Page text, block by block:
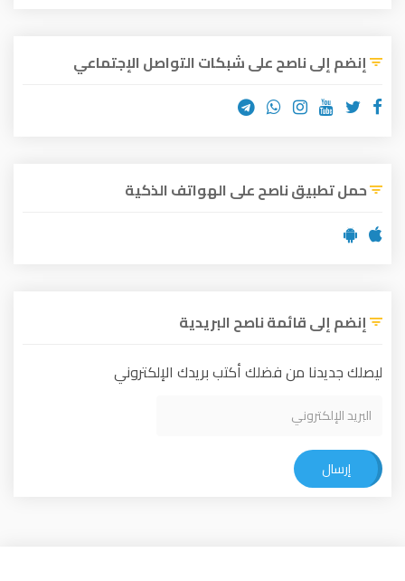
إنضم إلى ناصح على شبكات التواصل الإجتماعي
حمل تطبيق ناصح على الهواتف الذكية
إنضم إلى قائمة ناصح البريدية
ليصلك جديدنا من فضلك أكتب بريدك الإلكتروني
إرسال